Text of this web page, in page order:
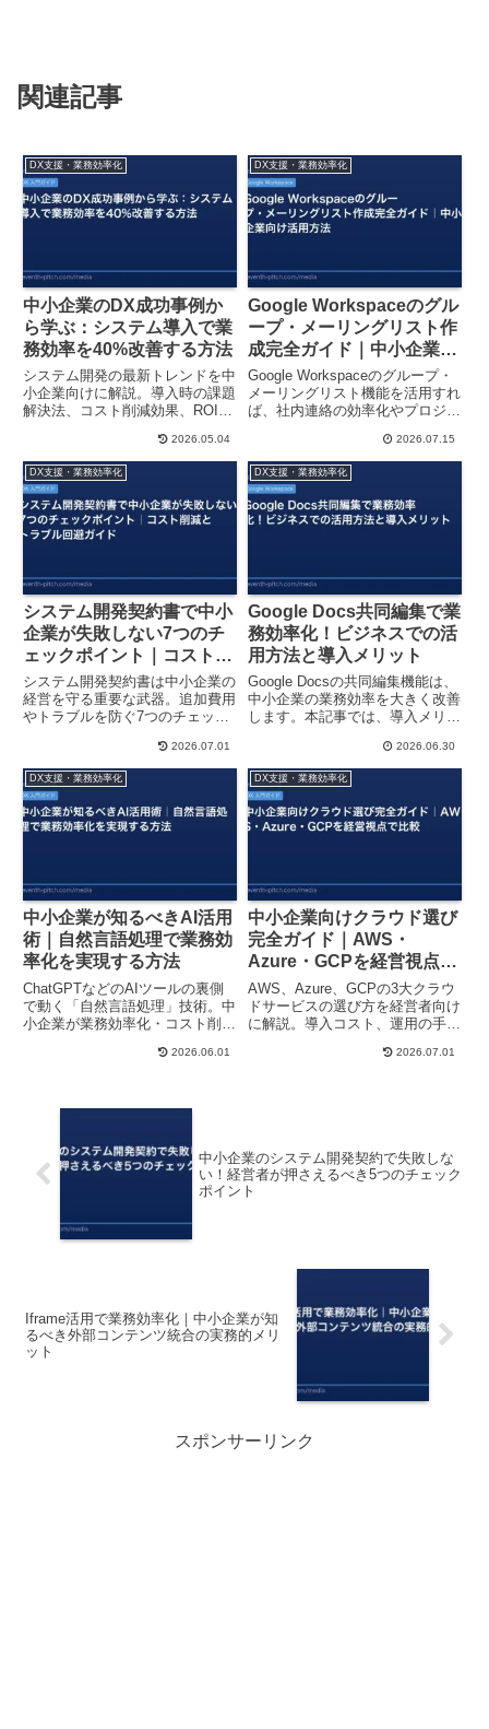
関連記事
DX支援・業務効率化
中小企業のDX成功事例か
ら学ぶ：システム導入で業
務効率を40%改善する方法
システム開発の最新トレンドを中
小企業向けに解説。導入時の課題
解決法、コスト削減効果、ROI計
すぐ実践できる施策をご紹介。
2026.05.04
DX支援・業務効率化
Google Workspaceのグル
ープ・メーリングリスト作
成完全ガイド｜中小企業向
け活用方法
Google Workspaceのグループ・
メーリングリスト機能を活用すれ
ば、社内連絡の効率化やプロジェ
から運用のコツまで、中小企業向
けに解説します。
2026.07.15
DX支援・業務効率化
システム開発契約書で中小
企業が失敗しない7つのチ
ェックポイント｜コスト削
減と トラブル回避ガイド
システム開発契約書は中小企業の
経営を守る重要な武器。追加費用
やトラブルを防ぐ7つのチェック
ド、よくある質問をわかりやすく
解説します。
2026.07.01
DX支援・業務効率化
Google Docs共同編集で業
務効率化！ビジネスでの活
用方法と導入メリット
Google Docsの共同編集機能は、
中小企業の業務効率を大きく改善
します。本記事では、導入メリッ
意点をわかりやすく解説します。
2026.06.30
DX支援・業務効率化
中小企業が知るべきAI活用
術｜自然言語処理で業務効
率化を実現する方法
ChatGPTなどのAIツールの裏側
で動く「自然言語処理」技術。中
小企業が業務効率化・コスト削減
りやすく解説します。 2026.06.01
DX支援・業務効率化
中小企業向けクラウド選び
完全ガイド｜AWS・
Azure・GCPを経営視点で
比較
AWS、Azure、GCPの3大クラウ
ドサービスの選び方を経営者向け
に解説。導入コスト、運用の手軽
知りたい比較ポイントをまとめま
2026.07.01
中小企業のシステム開発契約で失敗しな
い！経営者が押さえるべき5つのチェック
ポイント
Iframe活用で業務効率化｜中小企業が知
るべき外部コンテンツ統合の実務的メリ
ット
スポンサーリンク